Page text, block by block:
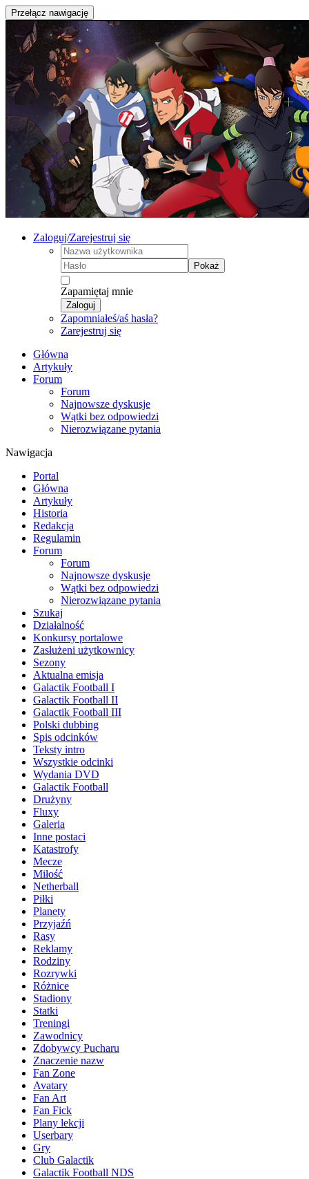
Przełącz nawigację
Zaloguj/Zarejestruj się
Pokaż
Zapamiętaj mnie
Zaloguj
Zapomniałeś/aś hasła?
Zarejestruj się
Główna
Artykuły
Forum
Forum
Najnowsze dyskusje
Wątki bez odpowiedzi
Nierozwiązane pytania
Nawigacja
Portal
Główna
Artykuły
Historia
Redakcja
Regulamin
Forum
Forum
Najnowsze dyskusje
Wątki bez odpowiedzi
Nierozwiązane pytania
Szukaj
Działalność
Konkursy portalowe
Zasłużeni użytkownicy
Sezony
Aktualna emisja
Galactik Football I
Galactik Football II
Galactik Football III
Polski dubbing
Spis odcinków
Teksty intro
Wszystkie odcinki
Wydania DVD
Galactik Football
Drużyny
Fluxy
Galeria
Inne postaci
Katastrofy
Mecze
Miłość
Netherball
Piłki
Planety
Przyjaźń
Rasy
Reklamy
Rodziny
Rozrywki
Różnice
Stadiony
Statki
Treningi
Zawodnicy
Zdobywcy Pucharu
Znaczenie nazw
Fan Zone
Avatary
Fan Art
Fan Fick
Plany lekcji
Userbary
Gry
Club Galactik
Galactik Football NDS